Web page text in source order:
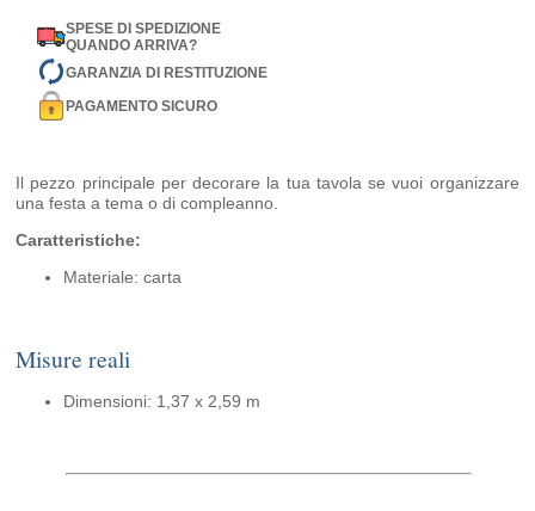
SPESE DI SPEDIZIONE
QUANDO ARRIVA?
GARANZIA DI RESTITUZIONE
PAGAMENTO SICURO
Il pezzo principale per decorare la tua tavola se vuoi organizzare
una festa a tema o di compleanno.
Caratteristiche:
Materiale: carta
Misure reali
Dimensioni: 1,37 x 2,59 m